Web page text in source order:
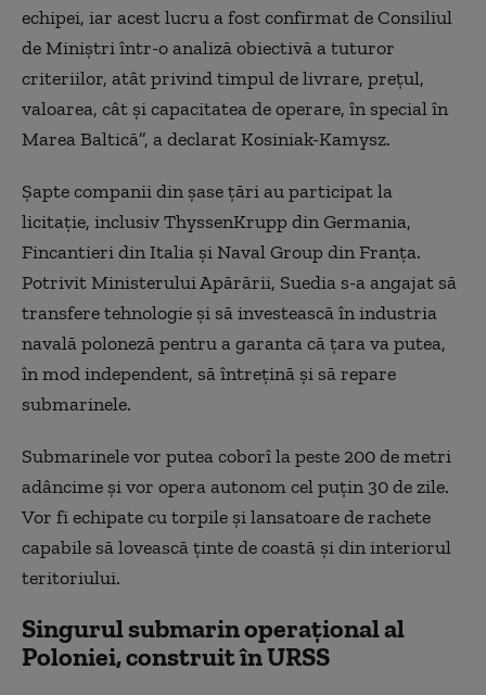
echipei, iar acest lucru a fost confirmat de Consiliul
de Miniștri într-o analiză obiectivă a tuturor
criteriilor, atât privind timpul de livrare, prețul,
valoarea, cât și capacitatea de operare, în special în
Marea Baltică”, a declarat Kosiniak-Kamysz.
Șapte companii din șase țări au participat la
licitație, inclusiv ThyssenKrupp din Germania,
Fincantieri din Italia și Naval Group din Franța.
Potrivit Ministerului Apărării, Suedia s-a angajat să
transfere tehnologie și să investească în industria
navală poloneză pentru a garanta că țara va putea,
în mod independent, să întrețină și să repare
submarinele.
Submarinele vor putea coborî la peste 200 de metri
adâncime și vor opera autonom cel puțin 30 de zile.
Vor fi echipate cu torpile și lansatoare de rachete
capabile să lovească ținte de coastă și din interiorul
teritoriului.
Singurul submarin operațional al
Poloniei, construit în URSS